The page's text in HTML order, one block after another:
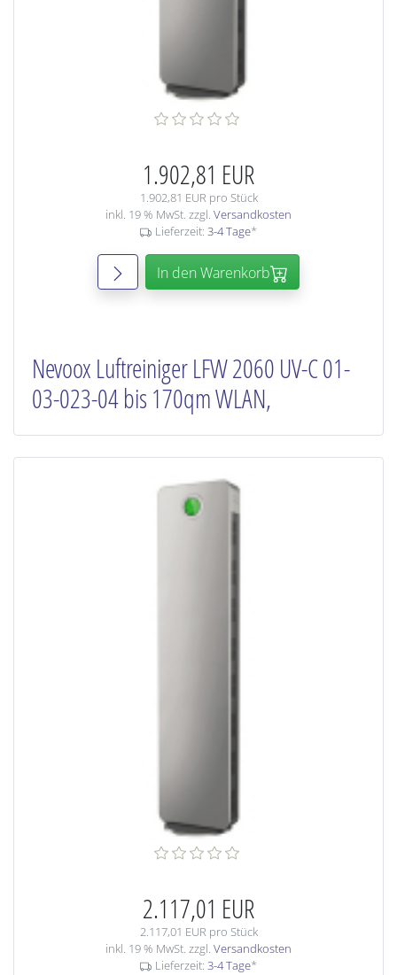
1.902,81 EUR
1.902,81 EUR pro Stück
inkl. 19 % MwSt. zzgl. Versandkosten
Lieferzeit: 3-4 Tage*
In den Warenkorb
Nevoox Luftreiniger LFW 2060 UV-C 01-
03-023-04 bis 170qm WLAN,
2.117,01 EUR
2.117,01 EUR pro Stück
inkl. 19 % MwSt. zzgl. Versandkosten
Lieferzeit: 3-4 Tage*